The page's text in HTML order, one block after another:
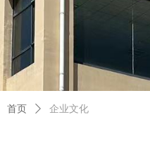
首页 ꄲ 企业文化